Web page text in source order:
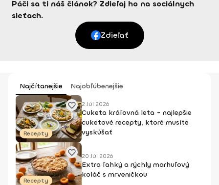
Páči sa ti náš článok? Zdieľaj ho na sociálnych
sieťach.
Zdieľať
Najčítanejšie Najobľúbenejšie
Recepty
2 Júl 2026
Cuketa kráľovná leta - najlepšie
cuketové recepty, ktoré musíte
vyskúšať
Recepty
20 Júl 2026
Extra ľahký a rýchly marhuľový
koláč s mrveničkou